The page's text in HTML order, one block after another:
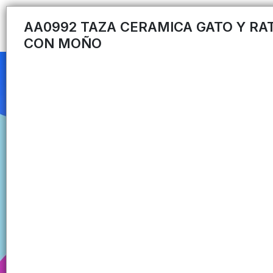
AA0992 TAZA CERAMICA GATO Y
CON MOÑO